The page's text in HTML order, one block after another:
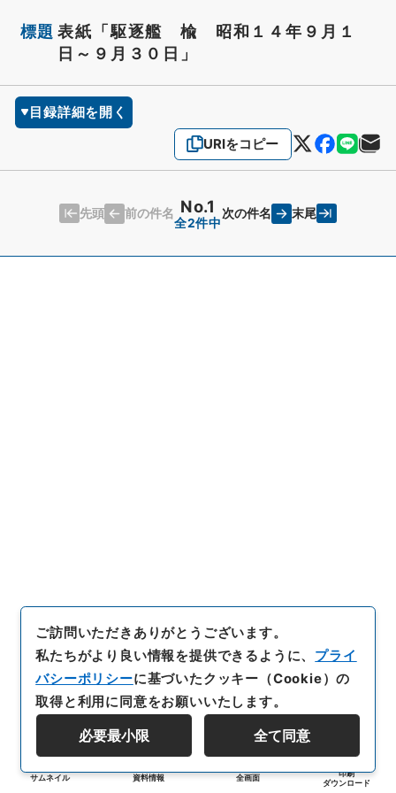
標題 表紙「駆逐艦 楡 昭和１４年９月１
日～９月３０日」
目録詳細を開く
URIをコピー
先頭 前の件名 No.1
全2件中
次の件名 末尾
サムネイル 資料情報 全画面
印刷
ダウンロード
ご訪問いただきありがとうございます。
私たちがより良い情報を提供できるように、 プライ
バシーポリシーに基づいたクッキー（Cookie）の
取得と利用に同意をお願いいたします。
必要最小限 全て同意